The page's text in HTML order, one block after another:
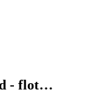
- flot…